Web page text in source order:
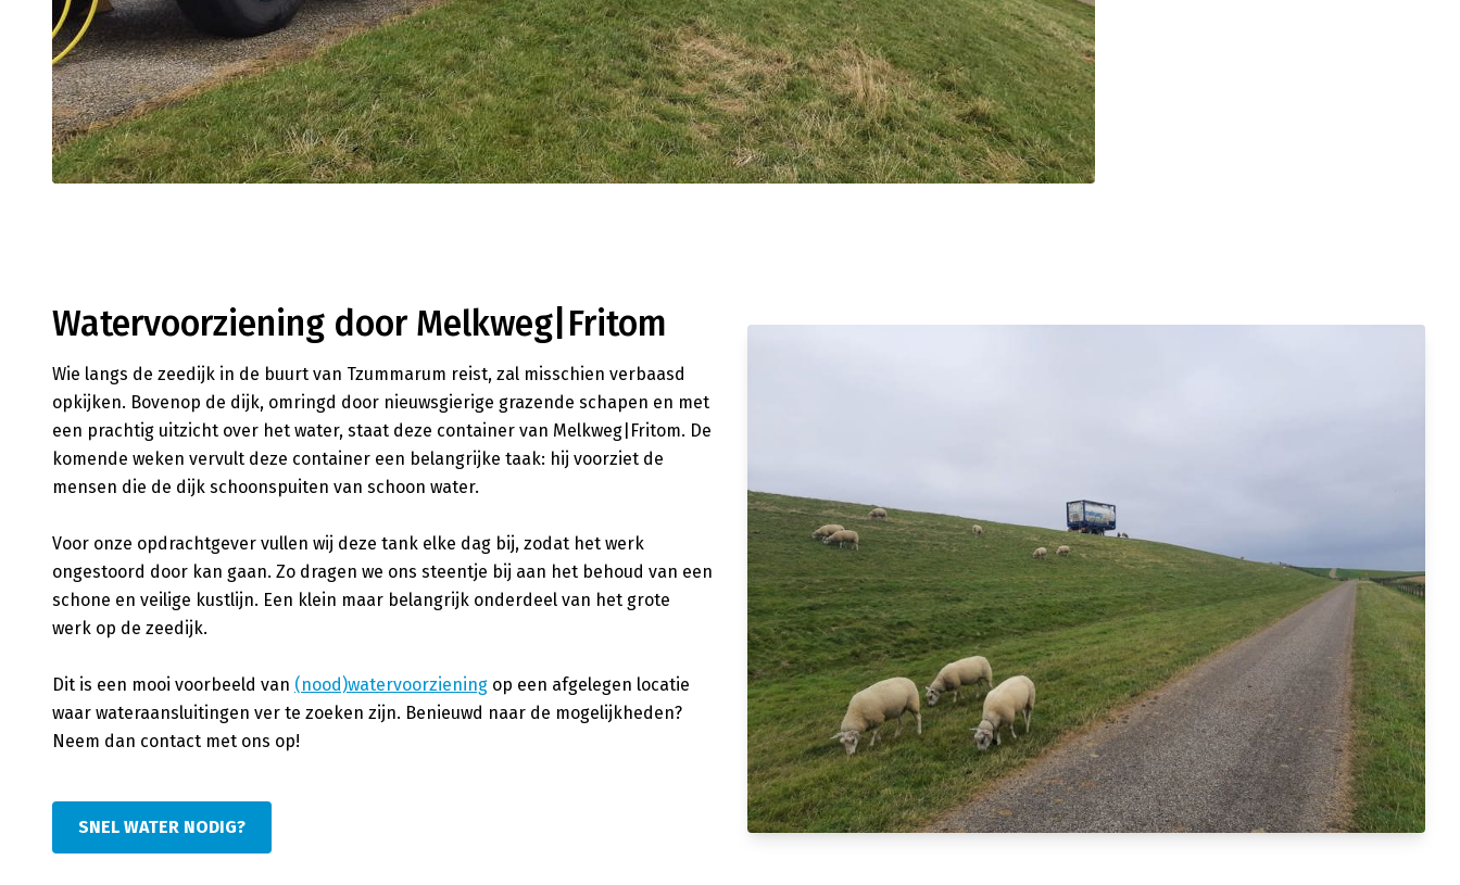
Watervoorziening door Melkweg|Fritom
Wie langs de zeedijk in de buurt van Tzummarum reist, zal misschien verbaasd
opkijken. Bovenop de dijk, omringd door nieuwsgierige grazende schapen en met
een prachtig uitzicht over het water, staat deze container van Melkweg|Fritom. De
komende weken vervult deze container een belangrijke taak: hij voorziet de
mensen die de dijk schoonspuiten van schoon water.
Voor onze opdrachtgever vullen wij deze tank elke dag bij, zodat het werk
ongestoord door kan gaan. Zo dragen we ons steentje bij aan het behoud van een
schone en veilige kustlijn. Een klein maar belangrijk onderdeel van het grote
werk op de zeedijk.
Dit is een mooi voorbeeld van (nood)watervoorziening op een afgelegen locatie
waar wateraansluitingen ver te zoeken zijn. Benieuwd naar de mogelijkheden?
Neem dan contact met ons op!
SNEL WATER NODIG?